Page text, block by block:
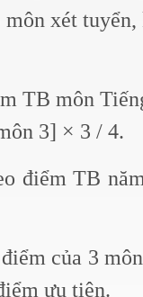
xét
TB môn
3] × 3 / 4.
điểm TB
của 3
ưu tiên.